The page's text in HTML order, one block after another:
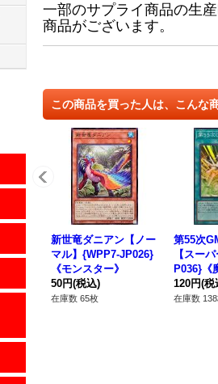
一部のサプライ商品の生
商品がございます。
この商品を買った人は、こんな
新世竜ダニアン【ノー
マル】{WPP7-JP026}
《モンスター》
50円(税込)
在庫数 65枚
第55次
【スー
P036}《
120円(税
在庫数